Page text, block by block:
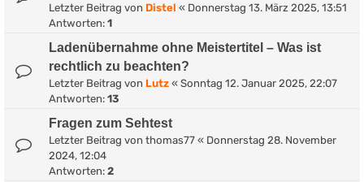
Letzter Beitrag von Distel « Donnerstag 13. März 2025, 13:51
Antworten: 1
Ladenübernahme ohne Meistertitel – Was ist
rechtlich zu beachten?
Letzter Beitrag von Lutz « Sonntag 12. Januar 2025, 22:07
Antworten: 13
Fragen zum Sehtest
Letzter Beitrag von thomas77 « Donnerstag 28. November
2024, 12:04
Antworten: 2